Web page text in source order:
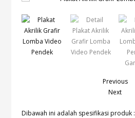
Previous
Next
Dibawah ini adalah spesifikasi produk :